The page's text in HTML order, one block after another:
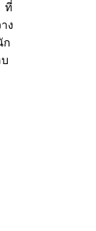
ที่
ง
ก